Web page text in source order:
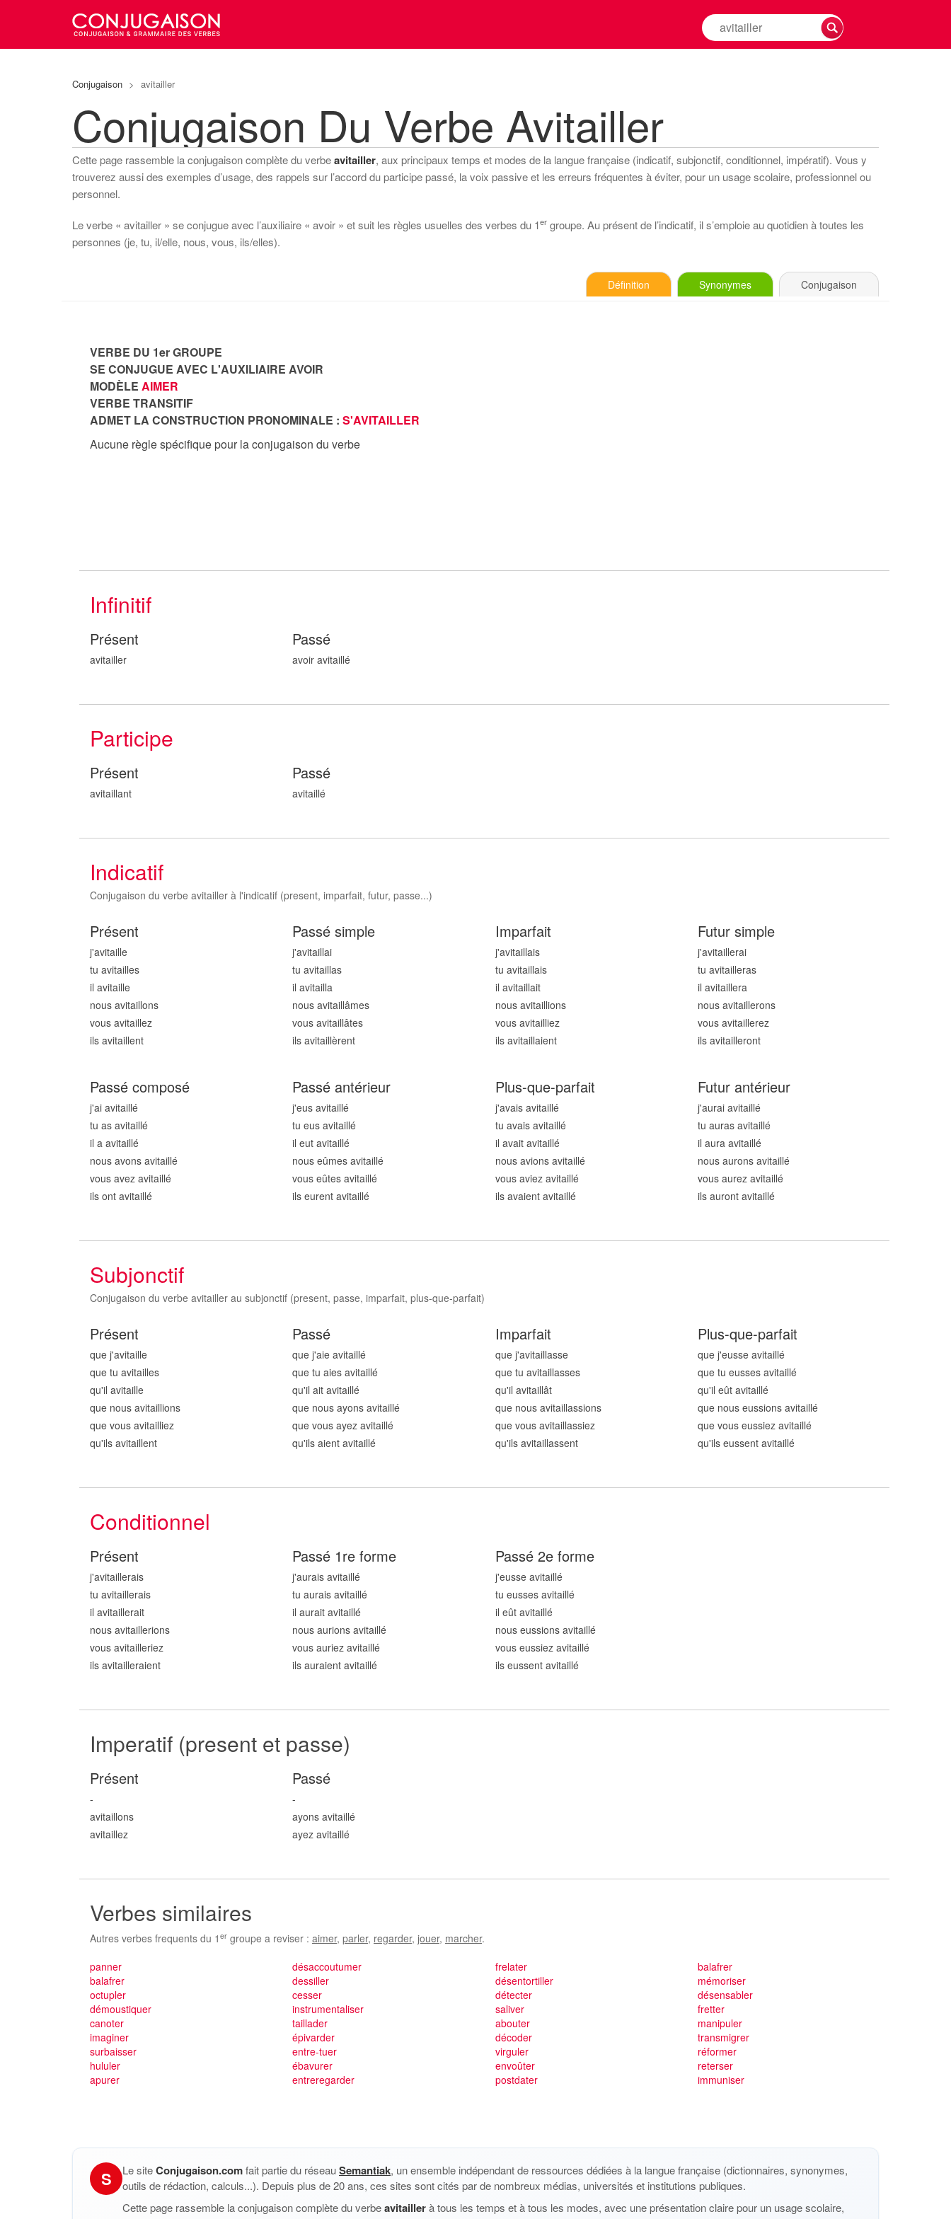
Rechercher
la
Conjugaison > avitailler
Conjugaison Du Verbe Avitailler
Cette page rassemble la conjugaison complète du verbeavitailler, aux principaux temps et modes de la langue française (indicatif, subjonctif, conditionnel, impératif). Vous y
trouverez aussi des exemples d’usage, des rappels sur l’accord du participe passé, la voix passive et les erreurs fréquentes à éviter, pour un usage scolaire, professionnel ou
personnel.
Le verbe « avitailler » se conjugue avec l’auxiliaire « avoir » et suit les règles usuelles des verbes du 1er groupe. Au présent de l’indicatif, il s’emploie au quotidien à toutes les
personnes (je, tu, il/elle, nous, vous, ils/elles).
Définition Synonymes Conjugaison
VERBE DU 1er GROUPE
SE CONJUGUE AVEC L'AUXILIAIRE AVOIR
MODÈLE AIMER
VERBE TRANSITIF
ADMET LA CONSTRUCTION PRONOMINALE : S'AVITAILLER
Aucune règle spécifique pour la conjugaison du verbe
Infinitif
Présent
avitailler
Passé
avoir avitaillé
Participe
Présent
avitaillant
Passé
avitaillé
Indicatif
Conjugaison du verbe avitailler à l'indicatif (present, imparfait, futur, passe...)
Présent
j'avitaille
tu avitailles
il avitaille
nous avitaillons
vous avitaillez
ils avitaillent
Passé simple
j'avitaillai
tu avitaillas
il avitailla
nous avitaillâmes
vous avitaillâtes
ils avitaillèrent
Imparfait
j'avitaillais
tu avitaillais
il avitaillait
nous avitaillions
vous avitailliez
ils avitaillaient
Futur simple
j'avitaillerai
tu avitailleras
il avitaillera
nous avitaillerons
vous avitaillerez
ils avitailleront
Passé composé
j'ai avitaillé
tu as avitaillé
il a avitaillé
nous avons avitaillé
vous avez avitaillé
ils ont avitaillé
Passé antérieur
j'eus avitaillé
tu eus avitaillé
il eut avitaillé
nous eûmes avitaillé
vous eûtes avitaillé
ils eurent avitaillé
Plus-que-parfait
j'avais avitaillé
tu avais avitaillé
il avait avitaillé
nous avions avitaillé
vous aviez avitaillé
ils avaient avitaillé
Futur antérieur
j'aurai avitaillé
tu auras avitaillé
il aura avitaillé
nous aurons avitaillé
vous aurez avitaillé
ils auront avitaillé
Subjonctif
Conjugaison du verbe avitailler au subjonctif (present, passe, imparfait, plus-que-parfait)
Présent
que j'avitaille
que tu avitailles
qu'il avitaille
que nous avitaillions
que vous avitailliez
qu'ils avitaillent
Passé
que j'aie avitaillé
que tu aies avitaillé
qu'il ait avitaillé
que nous ayons avitaillé
que vous ayez avitaillé
qu'ils aient avitaillé
Imparfait
que j'avitaillasse
que tu avitaillasses
qu'il avitaillât
que nous avitaillassions
que vous avitaillassiez
qu'ils avitaillassent
Plus-que-parfait
que j'eusse avitaillé
que tu eusses avitaillé
qu'il eût avitaillé
que nous eussions avitaillé
que vous eussiez avitaillé
qu'ils eussent avitaillé
Conditionnel
Présent
j'avitaillerais
tu avitaillerais
il avitaillerait
nous avitaillerions
vous avitailleriez
ils avitailleraient
Passé 1re forme
j'aurais avitaillé
tu aurais avitaillé
il aurait avitaillé
nous aurions avitaillé
vous auriez avitaillé
ils auraient avitaillé
Passé 2e forme
j'eusse avitaillé
tu eusses avitaillé
il eût avitaillé
nous eussions avitaillé
vous eussiez avitaillé
ils eussent avitaillé
Imperatif (present et passe)
Présent
-
avitaillons
avitaillez
Passé
-
ayons avitaillé
ayez avitaillé
Verbes similaires
Autres verbes frequents du 1 er groupe a reviser : aimer, parler, regarder, jouer, marcher.
panner
balafrer
octupler
démoustiquer
canoter
imaginer
surbaisser
hululer
apurer
désaccoutumer
dessiller
cesser
instrumentaliser
taillader
épivarder
entre-tuer
ébavurer
entreregarder
frelater
désentortiller
détecter
saliver
abouter
décoder
virguler
envoûter
postdater
balafrer
mémoriser
désensabler
fretter
manipuler
transmigrer
réformer
reterser
immuniser
S Le siteConjugaison.comfait partie du réseauSemantiak, un ensemble indépendant de ressources dédiées à la langue française (dictionnaires, synonymes,
outils de rédaction, calculs...). Depuis plus de 20 ans, ces sites sont cités par de nombreux médias, universités et institutions publiques.
Cette page rassemble la conjugaison complète du verbeavitaillerà tous les temps et à tous les modes, avec une présentation claire pour un usage scolaire,